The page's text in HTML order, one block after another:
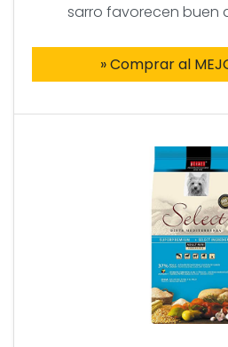
sarro favorecen buen
» Comprar al